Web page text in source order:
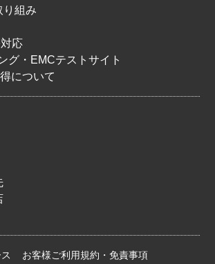
り組み
応
グ・EMCテストサイト
について
お客様ご利用規約・免責事項